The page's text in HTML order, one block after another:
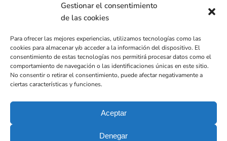
Gestionar el consentimiento
de las cookies
Para ofrecer las mejores experiencias, utilizamos tecnologías como las
cookies para almacenar y/o acceder a la información del dispositivo. El
consentimiento de estas tecnologías nos permitirá procesar datos como el
comportamiento de navegación o las identificaciones únicas en este sitio.
No consentir o retirar el consentimiento, puede afectar negativamente a
ciertas características y funciones.
Aceptar
Denegar